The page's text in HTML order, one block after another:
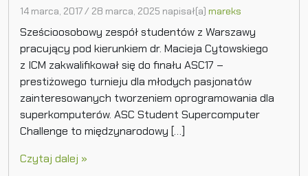
14 marca, 2017/ 28 marca, 2025 napisał(a) mareks
Sześcioosobowy zespół studentów z Warszawy
pracujący pod kierunkiem dr. Macieja Cytowskiego
z ICM zakwalifikował się do finału ASC17 –
prestiżowego turnieju dla młodych pasjonatów
zainteresowanych tworzeniem oprogramowania dla
superkomputerów. ASC Student Supercomputer
Challenge to międzynarodowy […]
Czytaj dalej »